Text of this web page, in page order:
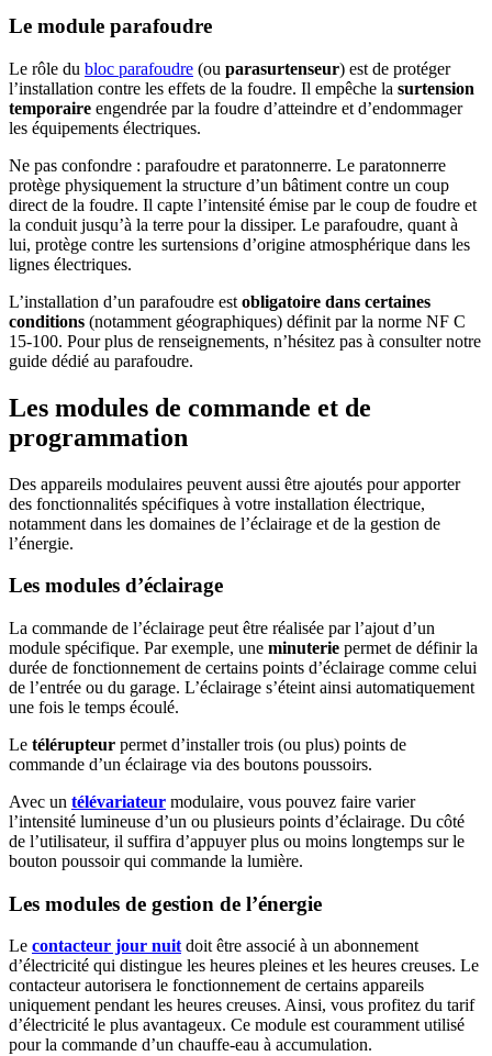
Le module parafoudre
Le rôle du bloc parafoudre (ou parasurtenseur) est de protéger
l’installation contre les effets de la foudre. Il empêche la surtension
temporaire engendrée par la foudre d’atteindre et d’endommager
les équipements électriques.
Ne pas confondre : parafoudre et paratonnerre. Le paratonnerre
protège physiquement la structure d’un bâtiment contre un coup
direct de la foudre. Il capte l’intensité émise par le coup de foudre et
la conduit jusqu’à la terre pour la dissiper. Le parafoudre, quant à
lui, protège contre les surtensions d’origine atmosphérique dans les
lignes électriques.
L’installation d’un parafoudre est obligatoire dans certaines
conditions (notamment géographiques) définit par la norme NF C
15-100. Pour plus de renseignements, n’hésitez pas à consulter notre
guide dédié au parafoudre.
Les modules de commande et de
programmation
Des appareils modulaires peuvent aussi être ajoutés pour apporter
des fonctionnalités spécifiques à votre installation électrique,
notamment dans les domaines de l’éclairage et de la gestion de
l’énergie.
Les modules d’éclairage
La commande de l’éclairage peut être réalisée par l’ajout d’un
module spécifique. Par exemple, une minuterie permet de définir la
durée de fonctionnement de certains points d’éclairage comme celui
de l’entrée ou du garage. L’éclairage s’éteint ainsi automatiquement
une fois le temps écoulé.
Le télérupteur permet d’installer trois (ou plus) points de
commande d’un éclairage via des boutons poussoirs.
Avec un télévariateur modulaire, vous pouvez faire varier
l’intensité lumineuse d’un ou plusieurs points d’éclairage. Du côté
de l’utilisateur, il suffira d’appuyer plus ou moins longtemps sur le
bouton poussoir qui commande la lumière.
Les modules de gestion de l’énergie
Le contacteur jour nuitdoit être associé à un abonnement
d’électricité qui distingue les heures pleines et les heures creuses. Le
contacteur autorisera le fonctionnement de certains appareils
uniquement pendant les heures creuses. Ainsi, vous profitez du tarif
d’électricité le plus avantageux. Ce module est couramment utilisé
pour la commande d’un chauffe-eau à accumulation.